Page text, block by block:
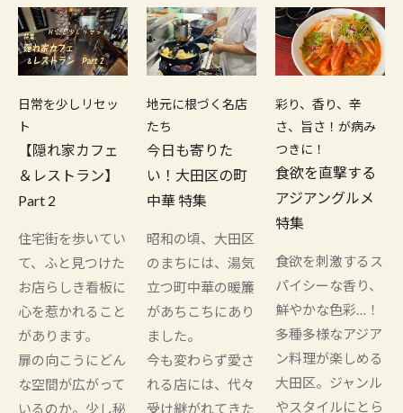
日常を少しリセッ
ト
【隠れ家カフェ
＆レストラン】
Part 2
住宅街を歩いてい
て、ふと見つけた
お店らしき看板に
心を惹かれること
があります。
扉の向こうにどん
な空間が広がって
いるのか。少し秘
地元に根づく名店
たち
今日も寄りた
い！大田区の町
中華 特集
昭和の頃、大田区
のまちには、湯気
立つ町中華の暖簾
があちこちにあり
ました。
今も変わらず愛さ
れる店には、代々
受け継がれてきた
彩り、香り、辛
さ、旨さ！が病み
つきに！
食欲を直撃する
アジアングルメ
特集
食欲を刺激するス
パイシーな香り、
鮮やかな色彩…！
多種多様なアジア
ン料理が楽しめる
大田区。ジャンル
やスタイルにとら